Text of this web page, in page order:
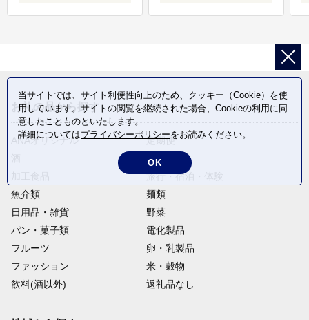
お礼の品から探す
ANAオリジナル
定期便
肉類
旅行・宿泊・体験
魚介類
麺類
日用品・雑貨
野菜
パン・菓子類
電化製品
フルーツ
卵・乳製品
ファッション
米・穀物
飲料(酒以外)
返礼品なし
当サイトでは、サイト利便性向上のため、クッキー（Cookie）を使
用しています。サイトの閲覧を継続された場合、Cookieの利用に同
意したことものといたします。
詳細についてはプライバシーポリシーをお読みください。
OK